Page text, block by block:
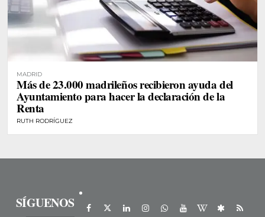
MADRID
Más de 23.000 madrileños recibieron ayuda del
Ayuntamiento para hacer la declaración de la
Renta
RUTH RODRÍGUEZ
SÍGUENOS